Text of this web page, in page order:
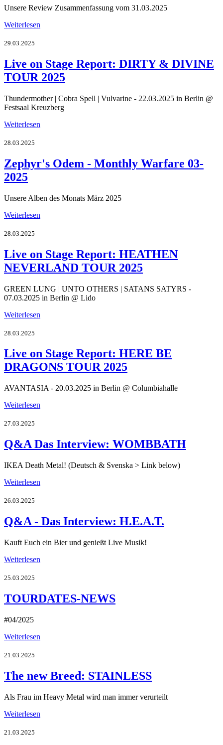
Unsere Review Zusammenfassung vom 31.03.2025
Weiterlesen
29.03.2025
Live on Stage Report: DIRTY & DIVINE
TOUR 2025
Thundermother | Cobra Spell | Vulvarine - 22.03.2025 in Berlin @
Festsaal Kreuzberg
Weiterlesen
28.03.2025
Zephyr's Odem - Monthly Warfare 03-
2025
Unsere Alben des Monats März 2025
Weiterlesen
28.03.2025
Live on Stage Report: HEATHEN
NEVERLAND TOUR 2025
GREEN LUNG | UNTO OTHERS | SATANS SATYRS -
07.03.2025 in Berlin @ Lido
Weiterlesen
28.03.2025
Live on Stage Report: HERE BE
DRAGONS TOUR 2025
AVANTASIA - 20.03.2025 in Berlin @ Columbiahalle
Weiterlesen
27.03.2025
Q&A Das Interview: WOMBBATH
IKEA Death Metal! (Deutsch & Svenska > Link below)
Weiterlesen
26.03.2025
Q&A - Das Interview: H.E.A.T.
Kauft Euch ein Bier und genießt Live Musik!
Weiterlesen
25.03.2025
TOURDATES-NEWS
#04/2025
Weiterlesen
21.03.2025
The new Breed: STAINLESS
Als Frau im Heavy Metal wird man immer verurteilt
Weiterlesen
21.03.2025